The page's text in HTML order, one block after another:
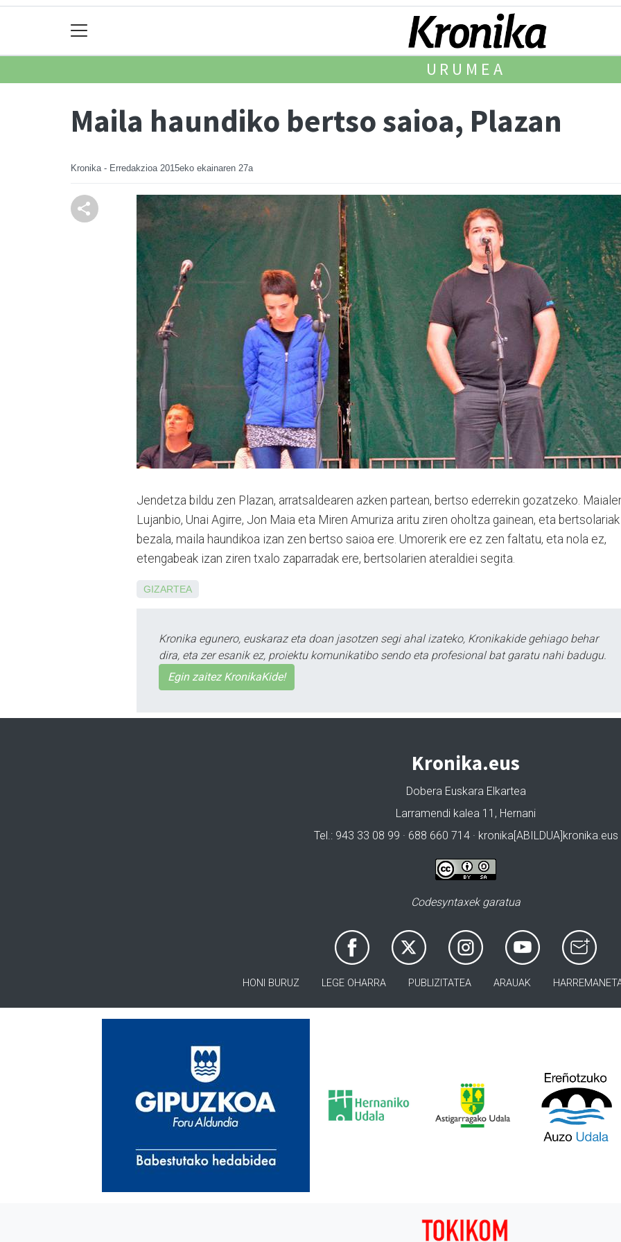
URUMEA
Maila haundiko bertso saioa, Plazan
Kronika - Erredakzioa 2015eko ekainaren 27a
Jendetza bildu zen Plazan, arratsaldearen azken partean, bertso ederrekin gozatzeko.
Lujanbio, Unai Agirre, Jon Maia eta Miren Amuriza aritu ziren oholtza gainean, eta bertsolariak
bezala, maila haundikoa izan zen bertso saioa ere. Umorerik ere ez zen faltatu, eta nola ez,
etengabeak izan ziren txalo zaparradak ere, bertsolarien ateraldiei segita.
GIZARTEA
Kronika egunero, euskaraz eta doan jasotzen segi ahal izateko, Kronikakide gehiago behar
dira, eta zer esanik ez, proiektu komunikatibo sendo eta profesional bat garatu nahi badugu.
Egin zaitez KronikaKide!
Kronika.eus
Dobera Euskara Elkartea
Larramendi kalea 11, Hernani
Tel.: 943 33 08 99 · 688 660 714 · kronika[ABILDUA]kronika.eus
Codesyntaxek garatua
HONI BURUZ LEGE OHARRA PUBLIZITATEA ARAUAK